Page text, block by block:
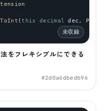
ToInt (this decimal dec ,
未収録
をフレキシブルにできる
#2d0a6dbedb96